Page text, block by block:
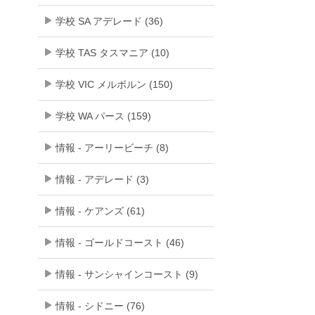
学校 SA アデレード (36)
学校 TAS タスマニア (10)
学校 VIC メルボルン (150)
学校 WA パース (159)
情報 - アーリービーチ (8)
情報 - アデレード (3)
情報 - ケアンズ (61)
情報 - ゴールドコースト (46)
情報 - サンシャインコースト (9)
情報 - シドニー (76)